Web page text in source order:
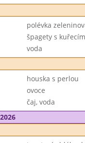
polévka
špagety s
voda
houska s perlou
ovoce
čaj, voda